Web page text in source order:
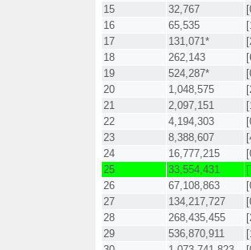
15
32,767
16
65,535
17
131,071*
18
262,143
19
524,287*
20
1,048,575
21
2,097,151
22
4,194,303
23
8,388,607
24
16,777,215
25
33,554,431
26
67,108,863
27
134,217,727
28
268,435,455
29
536,870,911